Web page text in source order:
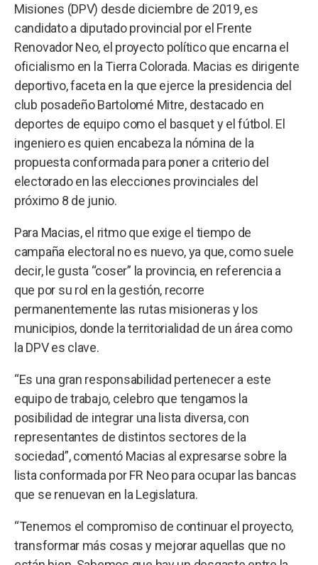
Misiones (DPV) desde diciembre de 2019, es
candidato a diputado provincial por el Frente
Renovador Neo, el proyecto político que encarna el
oficialismo en la Tierra Colorada. Macias es dirigente
deportivo, faceta en la que ejerce la presidencia del
club posadeño Bartolomé Mitre, destacado en
deportes de equipo como el basquet y el fútbol. El
ingeniero es quien encabeza la nómina de la
propuesta conformada para poner a criterio del
electorado en las elecciones provinciales del
próximo 8 de junio.
Para Macias, el ritmo que exige el tiempo de
campaña electoral no es nuevo, ya que, como suele
decir, le gusta “coser” la provincia, en referencia a
que por su rol en la gestión, recorre
permanentemente las rutas misioneras y los
municipios, donde la territorialidad de un área como
la DPV es clave.
“Es una gran responsabilidad pertenecer a este
equipo de trabajo, celebro que tengamos la
posibilidad de integrar una lista diversa, con
representantes de distintos sectores de la
sociedad”, comentó Macias al expresarse sobre la
lista conformada por FR Neo para ocupar las bancas
que se renuevan en la Legislatura.
“Tenemos el compromiso de continuar el proyecto,
transformar más cosas y mejorar aquellas que no